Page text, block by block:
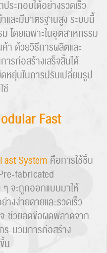
ระกอบได้อย่างรวดเร็ว
และมีมาตรฐานสูง ระบบนี้
โดยเฉพาะในอุตสาหกรรม
า ด้วยวิธีการผลิตและ
รก่อสร้างเสร็จสิ้นได้
หยุ่นในการปรับเปลี่ยนรูป
ช้
Fast
System คือการใช้ชิ้น
fabricated
จะถูกออกแบบมาให้
งง่ายดายและรวดเร็ว
ะช่วยลดข้อผิดพลาดจาก
ระบวนการก่อสร้าง
น